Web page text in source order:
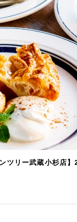
ツリー武蔵小杉店